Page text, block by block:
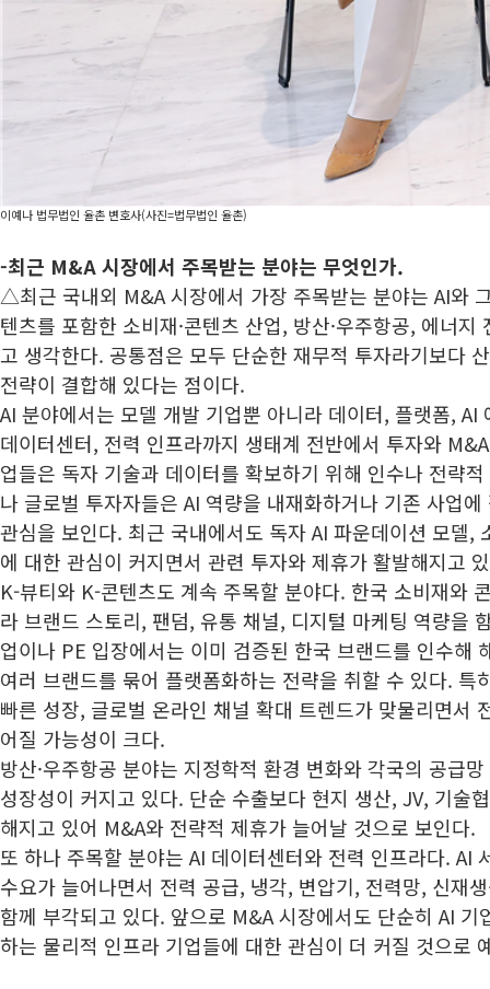
이예나 법무법인 율촌 변호사(사진=법무법인 율촌)
-최근 M&A 시장에서 주목받는 분야는 무엇인가.
△최근 국내외 M&A 시장에서 가장 주목받는 분야는 AI와
텐츠를 포함한 소비재·콘텐츠 산업, 방산·우주항공, 에너
고 생각한다. 공통점은 모두 단순한 재무적 투자라기보다
전략이 결합해 있다는 점이다.
AI 분야에서는 모델 개발 기업뿐 아니라 데이터, 플랫폼, AI
데이터센터, 전력 인프라까지 생태계 전반에서 투자와
업들은 독자 기술과 데이터를 확보하기 위해 인수나 전략
나 글로벌 투자자들은 AI 역량을 내재화하거나 기존 사업
관심을 보인다. 최근 국내에서도 독자 AI 파운데이션 모델,
에 대한 관심이 커지면서 관련 투자와 제휴가 활발해지고
K-뷰티와 K-콘텐츠도 계속 주목할 분야다. 한국 소비재와
라 브랜드 스토리, 팬덤, 유통 채널, 디지털 마케팅 역량을
업이나 PE 입장에서는 이미 검증된 한국 브랜드를 인수해
여러 브랜드를 묶어 플랫폼화하는 전략을 취할 수 있다. 특
빠른 성장, 글로벌 온라인 채널 확대 트렌드가 맞물리면서
어질 가능성이 크다.
방산·우주항공 분야는 지정학적 환경 변화와 각국의 공급
성장성이 커지고 있다. 단순 수출보다 현지 생산, JV, 기술
해지고 있어 M&A와 전략적 제휴가 늘어날 것으로 보인다.
또 하나 주목할 분야는 AI 데이터센터와 전력 인프라다. AI
수요가 늘어나면서 전력 공급, 냉각, 변압기, 전력망, 신재
함께 부각되고 있다. 앞으로 M&A 시장에서도 단순히 AI 기
하는 물리적 인프라 기업들에 대한 관심이 더 커질 것으로